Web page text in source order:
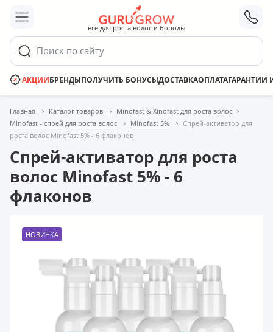
всё для роста волос и бороды
Поиск по сайту
АКЦИИБРЕНДЫПОЛУЧИТЬ БОНУСЫДОСТАВКАОПЛАТАГАРАНТИИ
Главная Каталог товаров
Minofast & Xinofast для роста волос
Minofast - спрей для роста волос
Minofast 5%
Спрей-активатор для
роста волос Minofast 5% - 6 флаконов
Спрей-активатор для роста
волос Minofast 5% - 6
флаконов
НОВИНКА